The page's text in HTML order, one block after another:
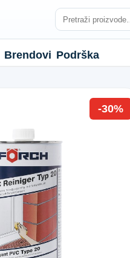
Brendovi Podrška
-30%